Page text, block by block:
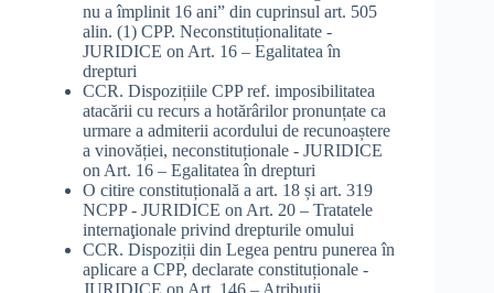
nu a împlinit 16 ani” din cuprinsul art. 505
alin. (1) CPP. Neconstituționalitate -
JURIDICE on Art. 16 – Egalitatea în
drepturi
CCR. Dispozițiile CPP ref. imposibilitatea
atacării cu recurs a hotărârilor pronunțate ca
urmare a admiterii acordului de recunoaștere
a vinovăției, neconstituționale - JURIDICE
on Art. 16 – Egalitatea în drepturi
O citire constituțională a art. 18 și art. 319
NCPP - JURIDICE on Art. 20 – Tratatele
internaţionale privind drepturile omului
CCR. Dispoziții din Legea pentru punerea în
aplicare a CPP, declarate constituționale -
JURIDICE on Art. 146 – Atribuţii